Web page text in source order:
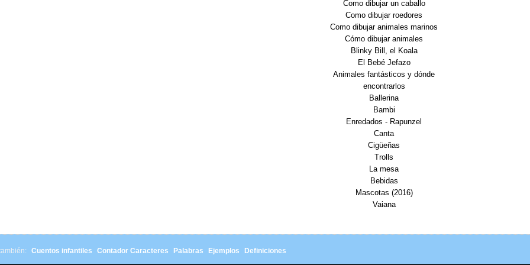
Como dibujar un caballo
Como dibujar roedores
Como dibujar animales marinos
Cómo dibujar animales
Blinky Bill, el Koala
El Bebé Jefazo
Animales fantásticos y dónde
encontrarlos
Ballerina
Bambi
Enredados - Rapunzel
Canta
Cigüeñas
Trolls
La mesa
Bebidas
Mascotas (2016)
Vaiana
Cuentos infantiles Contador Caracteres Palabras Ejemplos Definiciones